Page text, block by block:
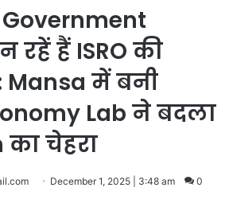
रहें हैं ISRO की
Mansa में बनी
Lab ने बदला
का चेहरा
December 1, 2025 | 3:48 am 0